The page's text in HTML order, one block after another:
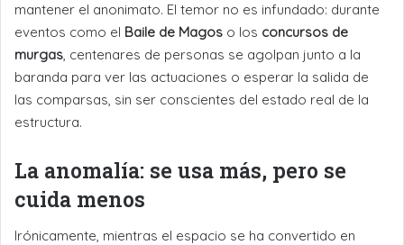
mantener el anonimato. El temor no es infundado: durante
eventos como el Baile de Magos o los concursos de
murgas, centenares de personas se agolpan junto a la
baranda para ver las actuaciones o esperar la salida de
las comparsas, sin ser conscientes del estado real de la
estructura.
La anomalía: se usa más, pero se
cuida menos
Irónicamente, mientras el espacio se ha convertido en